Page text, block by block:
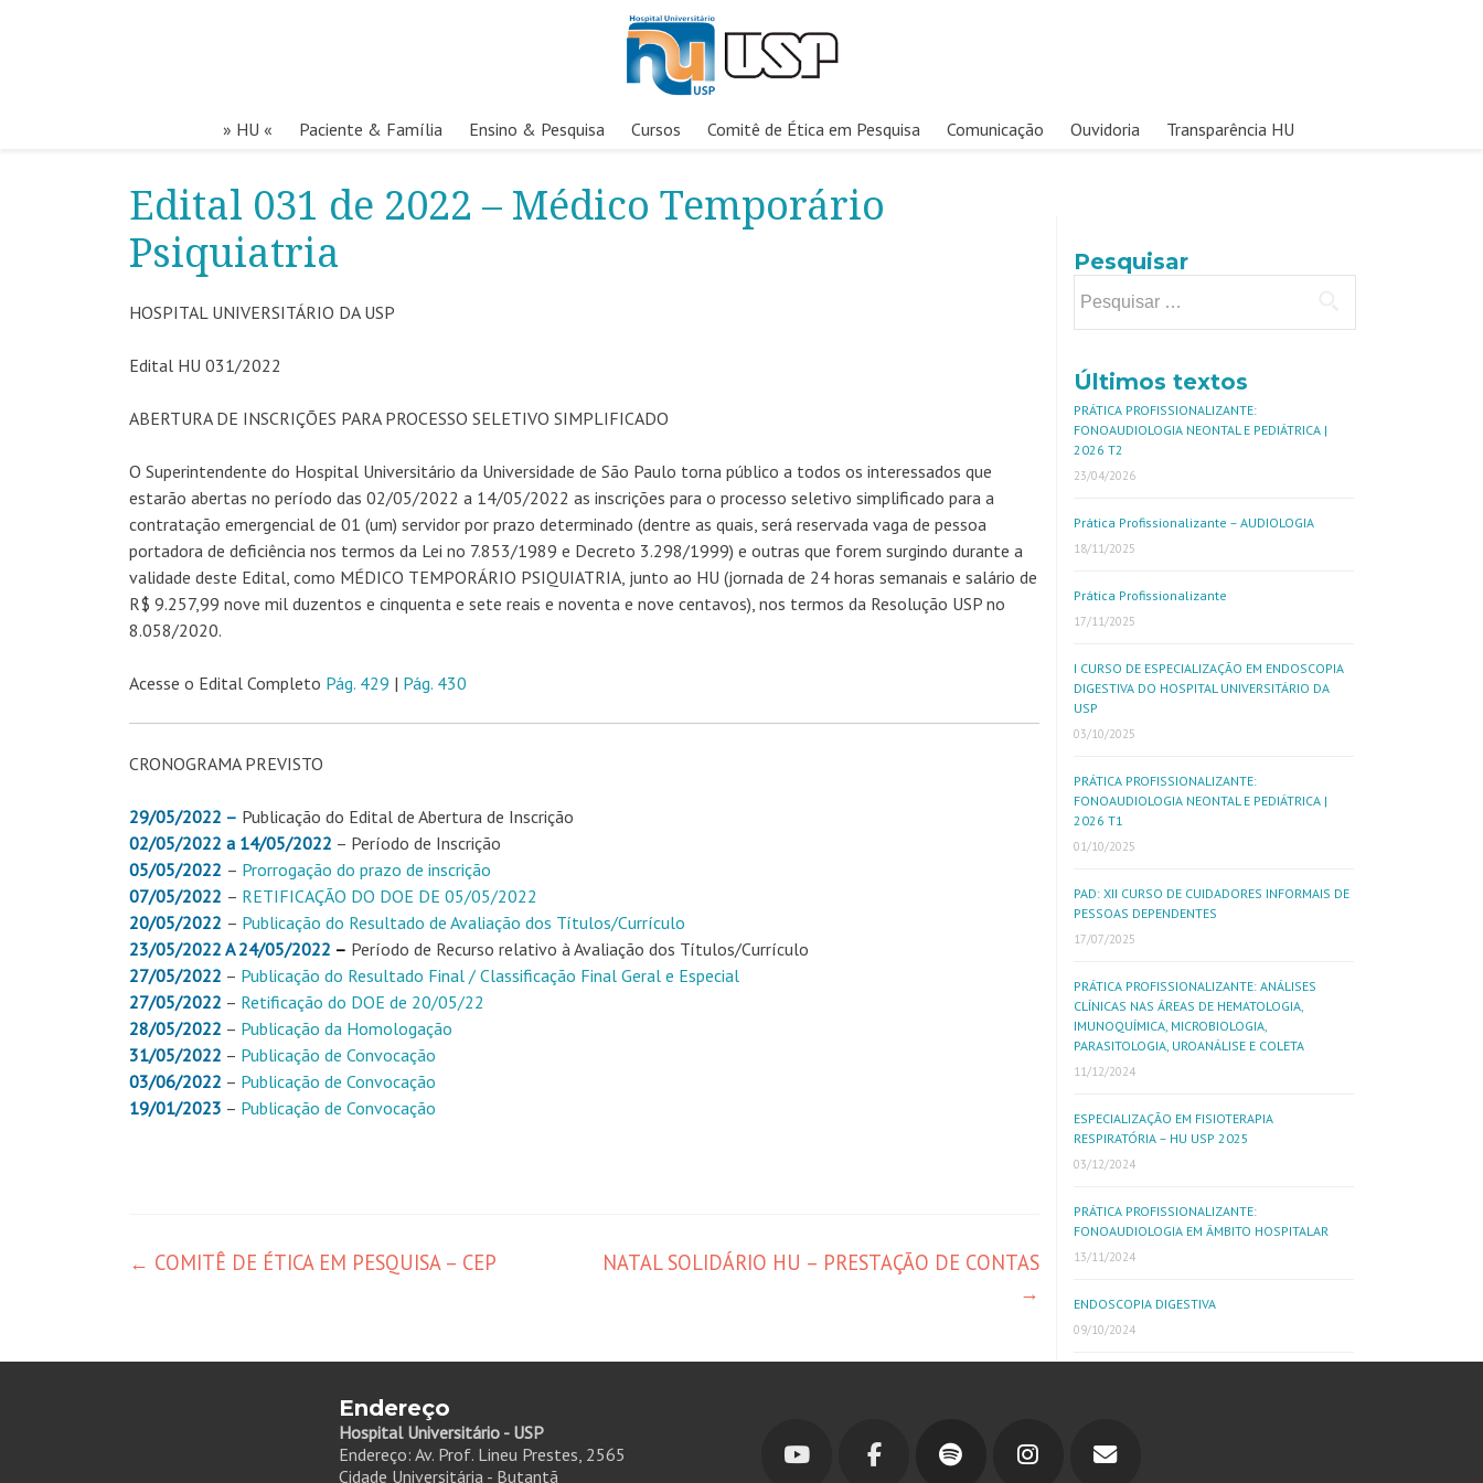
» HU « Paciente & Família Ensino & Pesquisa Cursos Comitê de Ética em Pesquisa Comunicação Ouvidoria Transparência HU
Edital 031 de 2022 – Médico Temporário
Psiquiatria
HOSPITAL UNIVERSITÁRIO DA USP
Edital HU 031/2022
ABERTURA DE INSCRIÇÕES PARA PROCESSO SELETIVO SIMPLIFICADO
O Superintendente do Hospital Universitário da Universidade de São Paulo torna público a todos os interessados que
estarão abertas no período das 02/05/2022 a 14/05/2022 as inscrições para o processo seletivo simplificado para a
contratação emergencial de 01 (um) servidor por prazo determinado (dentre as quais, será reservada vaga de pessoa
portadora de deficiência nos termos da Lei no 7.853/1989 e Decreto 3.298/1999) e outras que forem surgindo durante a
validade deste Edital, como MÉDICO TEMPORÁRIO PSIQUIATRIA, junto ao HU (jornada de 24 horas semanais e salário de
R$ 9.257,99 nove mil duzentos e cinquenta e sete reais e noventa e nove centavos), nos termos da Resolução USP no
8.058/2020.
Acesse o Edital Completo Pág. 429 | Pág. 430
CRONOGRAMA PREVISTO
29/05/2022 – Publicação do Edital de Abertura de Inscrição
02/05/2022 a 14/05/2022 – Período de Inscrição
05/05/2022 – Prorrogação do prazo de inscrição
07/05/2022 – RETIFICAÇÃO DO DOE DE 05/05/2022
20/05/2022 – Publicação do Resultado de Avaliação dos Títulos/Currículo
23/05/2022 A 24/05/2022 – Período de Recurso relativo à Avaliação dos Títulos/Currículo
27/05/2022 – Publicação do Resultado Final / Classificação Final Geral e Especial
27/05/2022 – Retificação do DOE de 20/05/22
28/05/2022 – Publicação da Homologação
31/05/2022 – Publicação de Convocação
03/06/2022 – Publicação de Convocação
19/01/2023 – Publicação de Convocação
← COMITÊ DE ÉTICA EM PESQUISA – CEP
NATAL SOLIDÁRIO HU – PRESTAÇÃO DE CONTAS
→
Pesquisar
Últimos textos
PRÁTICA PROFISSIONALIZANTE:
FONOAUDIOLOGIA NEONTAL E PEDIÁTRICA |
2026 T2
23/04/2026
Prática Profissionalizante – AUDIOLOGIA
18/11/2025
Prática Profissionalizante
17/11/2025
I CURSO DE ESPECIALIZAÇÃO EM ENDOSCOPIA
DIGESTIVA DO HOSPITAL UNIVERSITÁRIO DA
USP
03/10/2025
PRÁTICA PROFISSIONALIZANTE:
FONOAUDIOLOGIA NEONTAL E PEDIÁTRICA |
2026 T1
01/10/2025
PAD: XII CURSO DE CUIDADORES INFORMAIS DE
PESSOAS DEPENDENTES
17/07/2025
PRÁTICA PROFISSIONALIZANTE: ANÁLISES
CLÍNICAS NAS ÁREAS DE HEMATOLOGIA,
IMUNOQUÍMICA, MICROBIOLOGIA,
PARASITOLOGIA, UROANÁLISE E COLETA
11/12/2024
ESPECIALIZAÇÃO EM FISIOTERAPIA
RESPIRATÓRIA – HU USP 2025
03/12/2024
PRÁTICA PROFISSIONALIZANTE:
FONOAUDIOLOGIA EM ÂMBITO HOSPITALAR
13/11/2024
ENDOSCOPIA DIGESTIVA
09/10/2024
Endereço
Hospital Universitário - USP
Endereço: Av. Prof. Lineu Prestes, 2565
Cidade Universitária - Butantã